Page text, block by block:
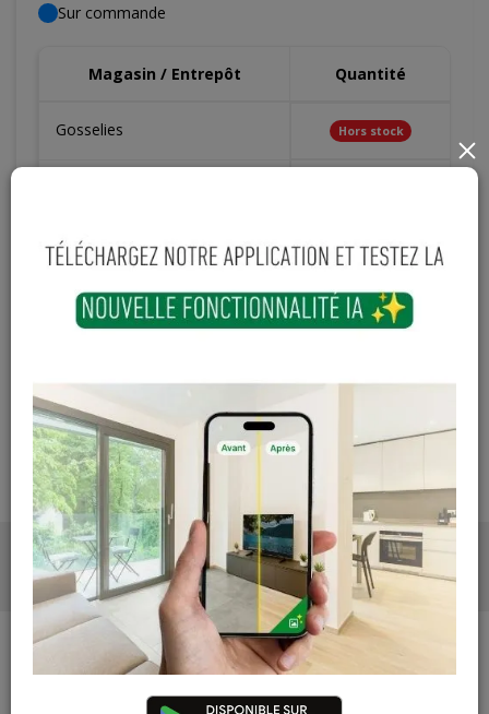
Sur commande
Magasin / Entrepôt Quantité
Gosselies Hors stock
Cuesmes Hors stock
Contactez Diffusion Menuiserie pour obtenir le temps de
Les teintes, nuances et veinages des photos peuvent
varier par rapport au produit réel
DESCRIPTIONPHOTOS
×